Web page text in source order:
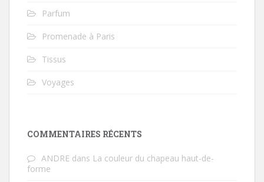
Parfum
Promenade à Paris
Tissus
Voyages
COMMENTAIRES RÉCENTS
ANDRE dans La couleur du chapeau haut-de-
forme